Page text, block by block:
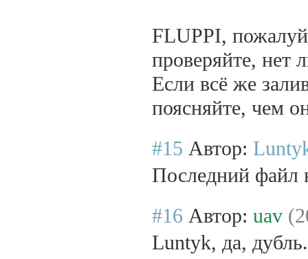
FLUPPI,
проверяйте, нет
Если всё же
поясняйте, чем
#15 Автор:
Последний файл
#16 Автор: uav
Luntyk, да,